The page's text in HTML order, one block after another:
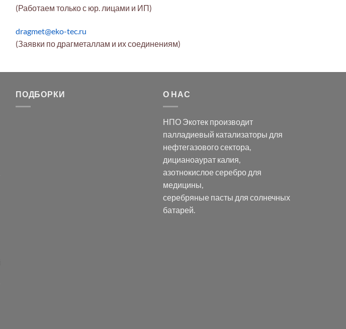
(Работаем только с юр. лицами и ИП)
dragmet@eko-tec.ru
(Заявки по драгметаллам и их соединениям)
ПОДБОРКИ О НАС
НПО Экотек производит
палладиевый катализаторы для
нефтегазового сектора,
дицианоаурат калия,
азотнокислое серебродля
медицины,
серебряные пасты для солнечных
батарей.